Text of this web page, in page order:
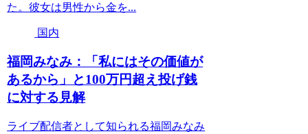
た。彼女は男性から金を...
国内
福岡みなみ：「私にはその価値が
あるから」と100万円超え投げ銭
に対する見解
ライブ配信者として知られる福岡みなみ